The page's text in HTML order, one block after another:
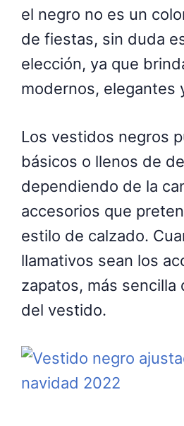
el negro no es un
de fiestas, sin duda
elección, ya que
modernos, elegantes
Los vestidos negros
básicos o llenos de
dependiendo de la
accesorios que
estilo de calzado.
llamativos sean los
zapatos, más sencilla
del vestido.